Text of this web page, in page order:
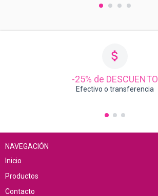
-25% de DESCUENTO
Efectivo o transferencia
NAVEGACIÓN
Inicio
Productos
Contacto